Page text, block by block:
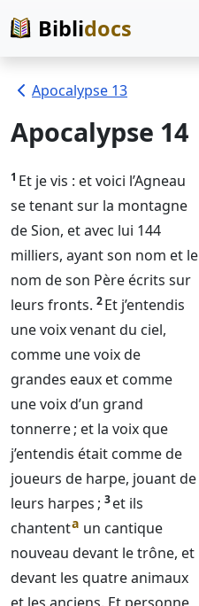
Biblidocs
Apocalypse 13
Apocalypse 14
1 Et je vis : et voici l’Agneau
se tenant sur la montagne
de Sion, et avec lui 144
milliers, ayant son nom et le
nom de son Père écrits sur
leurs fronts. 2Et j’entendis
une voix venant du ciel,
comme une voix de
grandes eaux et comme
une voix d’un grand
tonnerre ; et la voix que
j’entendis était comme de
joueurs de harpe, jouant de
leurs harpes ; 3et ils
chantenta un cantique
nouveau devant le trône, et
devant les quatre animaux